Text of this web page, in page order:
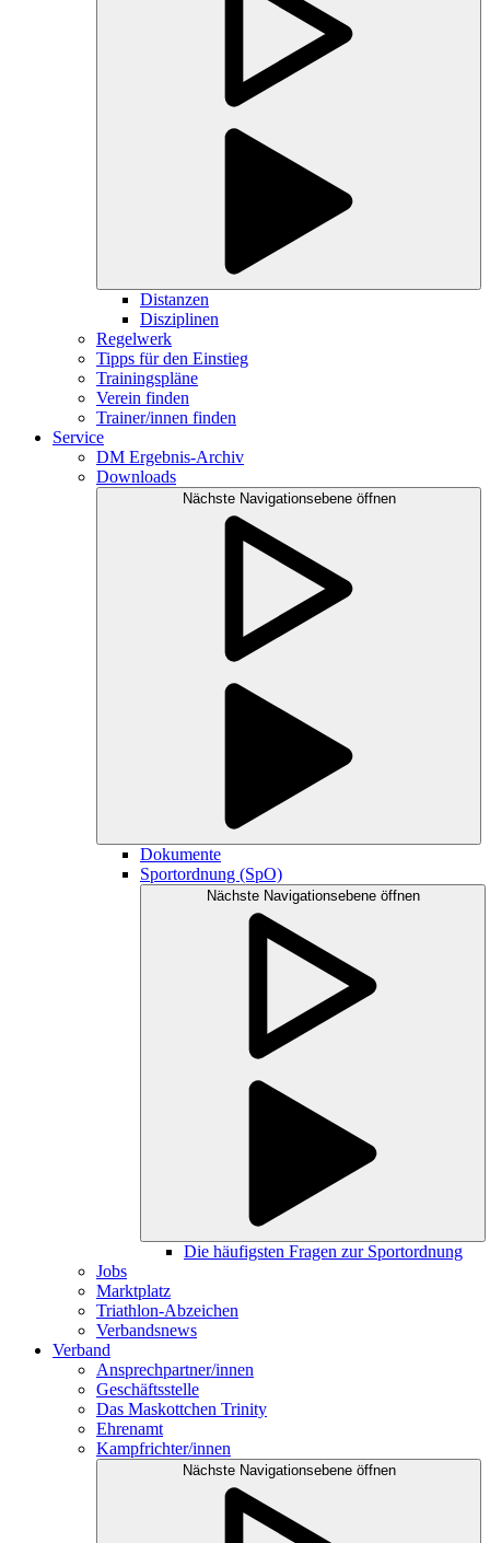
Distanzen
Disziplinen
Regelwerk
Tipps für den Einstieg
Trainingspläne
Verein finden
Trainer/innen finden
Service
DM Ergebnis-Archiv
Downloads
Nächste Navigationsebene öffnen
Dokumente
Sportordnung (SpO)
Nächste Navigationsebene öffnen
Die häufigsten Fragen zur Sportordnung
Jobs
Marktplatz
Triathlon-Abzeichen
Verbandsnews
Verband
Ansprechpartner/innen
Geschäftsstelle
Das Maskottchen Trinity
Ehrenamt
Kampfrichter/innen
Nächste Navigationsebene öffnen